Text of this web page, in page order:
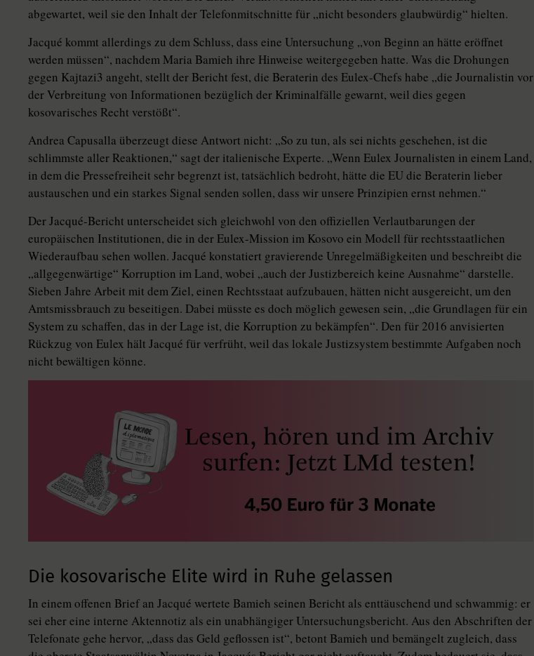
abgewartet, weil sie den Inhalt der Telefonmitschnitte für „nicht besonders glaubwürdig“ hielten.
Jacqué kommt allerdings zu dem Schluss, dass eine Untersuchung „von Beginn an hätte eröffnet
werden müssen“, nachdem Maria Bamieh ihre Hinweise weitergegeben hatte. Was die Drohungen
gegen Kajtazi3 angeht, stellt der Bericht fest, die Beraterin des Eulex-Chefs habe „die Journalistin vor
der Verbreitung von Informationen bezüglich der Kriminalfälle gewarnt, weil dies gegen
kosovarisches Recht verstößt“.
Andrea Capusalla überzeugt diese Antwort nicht: „So zu tun, als sei nichts geschehen, ist die
schlimmste aller Reaktionen,“ sagt der italienische Experte. „Wenn Eulex Journalisten in einem Land,
in dem die Pressefreiheit sehr begrenzt ist, tatsächlich bedroht, hätte die EU die Beraterin lieber
austauschen und ein starkes Signal senden sollen, dass wir unsere Prinzipien ernst nehmen.“
Der Jacqué-Bericht unterscheidet sich gleichwohl von den offiziellen Verlautbarungen der
europäischen Institutionen, die in der Eulex-Mission im Kosovo ein Modell für rechtsstaatlichen
Wiederaufbau sehen wollen. Jacqué konstatiert gravierende Unregelmäßigkeiten und beschreibt die
„allgegenwärtige“ Korruption im Land, wobei „auch der Justizbereich keine Ausnahme“ darstelle.
Sieben Jahre Arbeit mit dem Ziel, einen Rechtsstaat aufzubauen, hätten nicht ausgereicht, um den
Amtsmissbrauch zu beseitigen. Dabei müsste es doch möglich gewesen sein, „die Grundlagen für ein
System zu schaffen, das in der Lage ist, die Korruption zu bekämpfen“. Den für 2016 anvisierten
Rückzug von Eulex hält Jacqué für verfrüht, weil das lokale Justizsystem bestimmte Aufgaben noch
nicht bewältigen könne.
Die kosovarische Elite wird in Ruhe gelassen
In einem offenen Brief an Jacqué wertete Bamieh seinen Bericht als enttäuschend und schwammig: er
sei eher eine interne Aktennotiz als ein unabhängiger Untersuchungsbericht. Aus den Abschriften der
Telefonate gehe hervor, „dass das Geld geflossen ist“, betont Bamieh und bemängelt zugleich, dass